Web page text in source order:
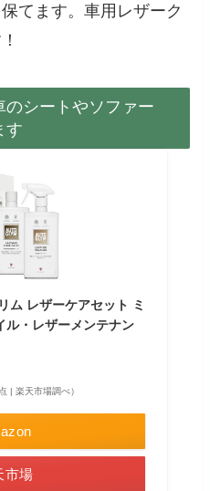
てます。車用レザーク
シートやソファー
す
ム レザーケアセット ミ
ル・レザーメンテナン
| 楽天市場調べ）
市場